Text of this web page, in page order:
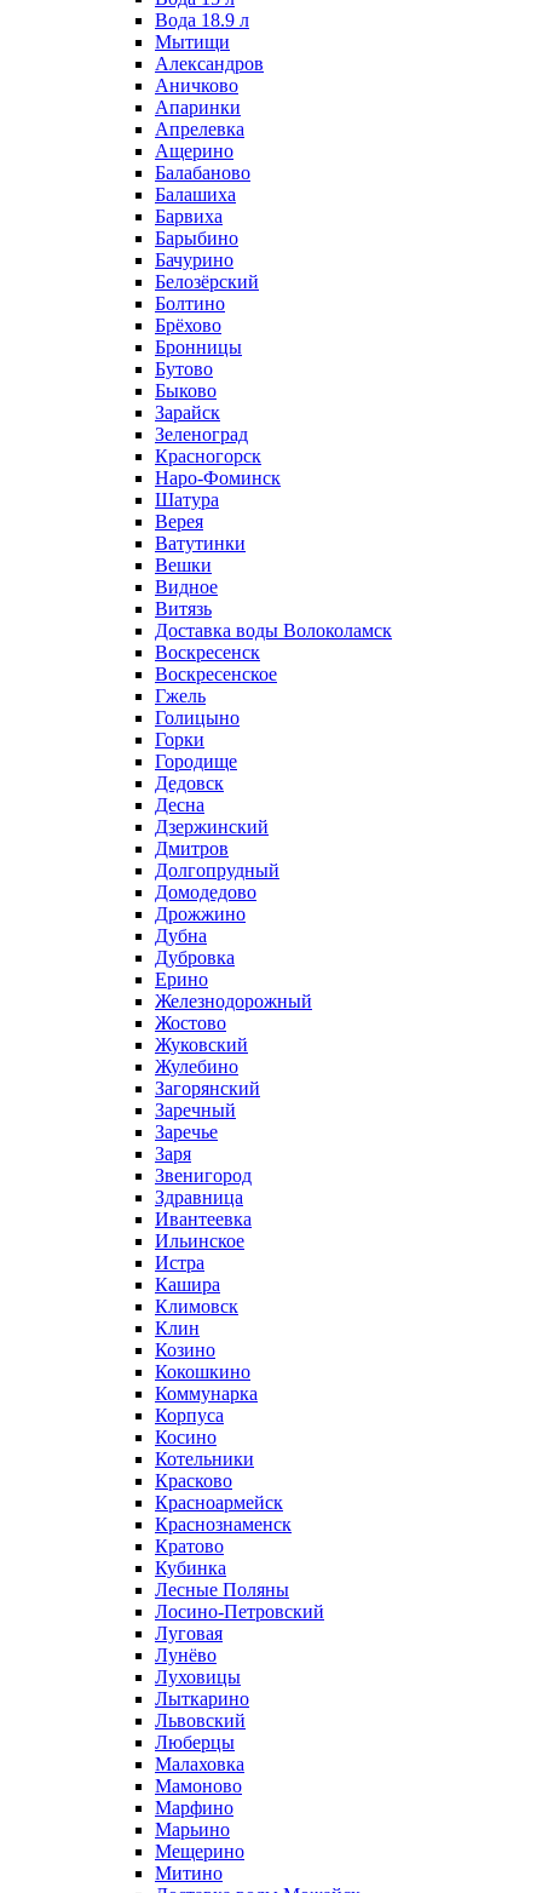
Вода 18.9 л
Мытищи
Александров
Аничково
Апаринки
Апрелевка
Ащерино
Балабаново
Балашиха
Барвиха
Барыбино
Бачурино
Белозёрский
Болтино
Брёхово
Бронницы
Бутово
Быково
Зарайск
Зеленоград
Красногорск
Наро-Фоминск
Шатура
Верея
Ватутинки
Вешки
Видное
Витязь
Доставка воды Волоколамск
Воскресенск
Воскресенское
Гжель
Голицыно
Горки
Городище
Дедовск
Десна
Дзержинский
Дмитров
Долгопрудный
Домодедово
Дрожжино
Дубна
Дубровка
Ерино
Железнодорожный
Жостово
Жуковский
Жулебино
Загорянский
Заречный
Заречье
Заря
Звенигород
Здравница
Ивантеевка
Ильинское
Истра
Кашира
Климовск
Клин
Козино
Кокошкино
Коммунарка
Корпуса
Косино
Котельники
Красково
Красноармейск
Краснознаменск
Кратово
Кубинка
Лесные Поляны
Лосино-Петровский
Луговая
Лунёво
Луховицы
Лыткарино
Львовский
Люберцы
Малаховка
Мамоново
Марфино
Марьино
Мещерино
Митино